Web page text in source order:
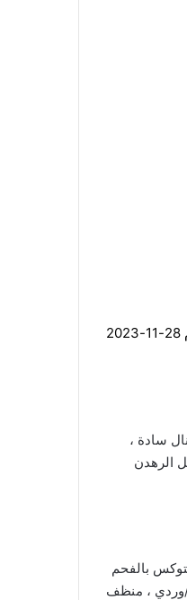
اليوم 28 نوفمبر 2023 الموافق 14 جمادى الأول 1445 هـ عروض قوية ، نقدم لكم العروض الجديدة على العديد من المنتجات المتعددة من اليوم 28-11-2023
سادة ،
الرهدن
بالفحم
وردي ، منظف